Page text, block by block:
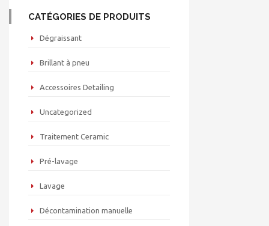
CATÉGORIES DE PRODUITS
Dégraissant
Brillant à pneu
Accessoires Detailing
Uncategorized
Traitement Ceramic
Pré-lavage
Lavage
Décontamination manuelle